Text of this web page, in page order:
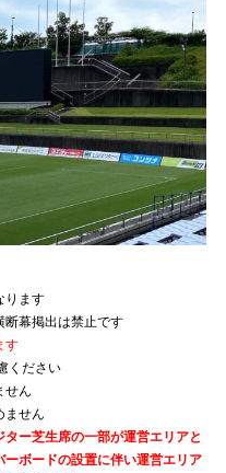
ります
断幕掲出は禁止です
す
ください
せん
ません
ー芝生席の一部が運営エリアと
ボードの設置に伴い運営エリア